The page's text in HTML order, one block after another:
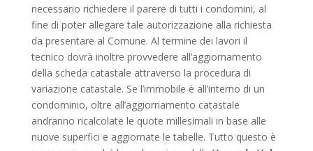
necessario richiedere il parere di tutti i condomini, al
fine di poter allegare tale autorizzazione alla richiesta
da presentare al Comune. Al termine dei lavori il
tecnico dovrà inoltre provvedere all’aggiornamento
della scheda catastale attraverso la procedura di
variazione catastale. Se l’immobile è all’interno di un
condominio, oltre all’aggiornamento catastale
andranno ricalcolate le quote millesimali in base alle
nuove superfici e aggiornate le tabelle. Tutto questo è